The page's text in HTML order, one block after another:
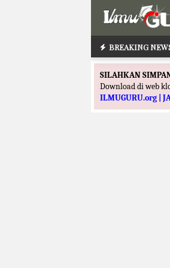
BREAKING
SILAHKAN
Download di web
ILMUGURU.org |